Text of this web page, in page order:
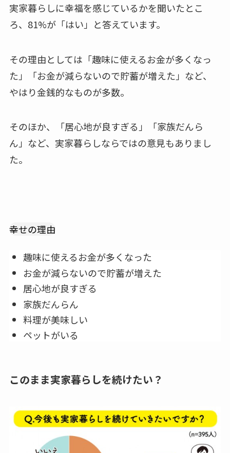
実家暮らしに幸福を感じているかを聞いたとこ
ろ、81%が「はい」と答えています。
その理由としては「趣味に使えるお金が多くなっ
た」「お金が減らないので貯蓄が増えた」など、
やはり金銭的なものが多数。
そのほか、
「居心地が良すぎる」「家族だんら
ん」 など、実家暮らしならではの意見もありまし
た。
幸せの理由
趣味に使えるお金が多くなった
お金が減らないので貯蓄が増えた
居心地が良すぎる
家族だんらん
料理が美味しい
ペットがいる
このまま実家暮らしを続けたい？